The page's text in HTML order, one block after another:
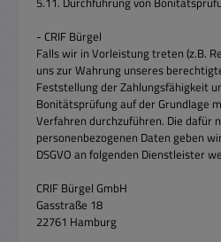
- CRIF Bürgel
Falls wir in Vorleistung treten (z.B.
uns zur Wahrung unseres
Feststellung der Zahlungsfähigkeit
Bonitätsprüfung auf der Grundlage
Verfahren durchzuführen. Die dafür
personenbezogenen Daten geben
DSGVO an folgenden Dienstleister
CRIF Bürgel GmbH
Gasstraße 18
22761 Hamburg